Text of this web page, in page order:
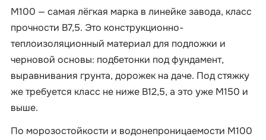
М100 — самая лёгкая марка в линейке завода, класс
прочности B7,5. Это конструкционно-
теплоизоляционный материал для подложки и
черновой основы: подбетонки под фундамент,
выравнивания грунта, дорожек на даче. Под стяжку
же требуется класс не ниже B12,5, а это уже М150 и
выше.
По морозостойкости и водонепроницаемости М100